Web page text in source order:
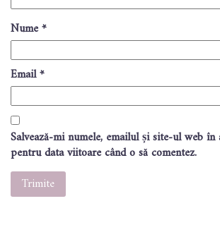
Nume*
Email*
Salvează-mi numele, emailul și site-ul web în
pentru data viitoare când o să comentez.